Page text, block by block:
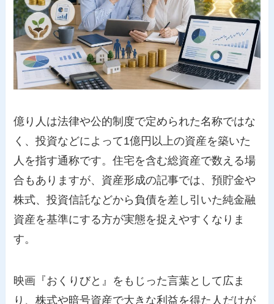
億り人は法律や公的制度で定められた名称ではな
く、投資などによって1億円以上の資産を築いた
人を指す通称です。住宅を含む総資産で数える場
合もありますが、資産形成の記事では、預貯金や
株式、投資信託などから負債を差し引いた純金融
資産を基準にする方が実態を捉えやすくなりま
す。
映画『おくりびと』をもじった言葉として広ま
り、株式や暗号資産で大きな利益を得た人だけが